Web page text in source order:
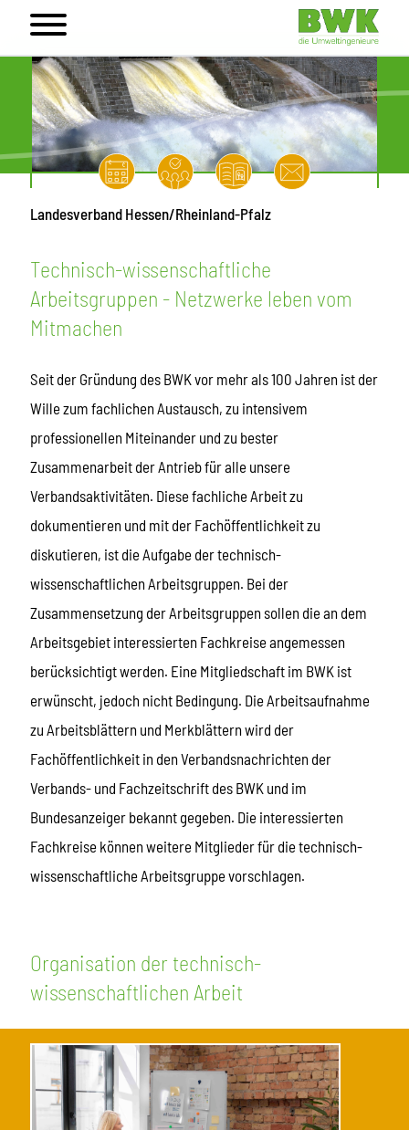
Landesverband Hessen/Rheinland-Pfalz
Technisch-wissenschaftliche
Arbeitsgruppen - Netzwerke leben vom
Mitmachen
Seit der Gründung des BWK vor mehr als 100 Jahren ist der
Wille zum fachlichen Austausch, zu intensivem
professionellen Miteinander und zu bester
Zusammenarbeit der Antrieb für alle unsere
Verbandsaktivitäten. Diese fachliche Arbeit zu
dokumentieren und mit der Fachöffentlichkeit zu
diskutieren, ist die Aufgabe der technisch-
wissenschaftlichen Arbeitsgruppen. Bei der
Zusammensetzung der Arbeitsgruppen sollen die an dem
Arbeitsgebiet interessierten Fachkreise angemessen
berücksichtigt werden. Eine Mitgliedschaft im BWK ist
erwünscht, jedoch nicht Bedingung. Die Arbeitsaufnahme
zu Arbeitsblättern und Merkblättern wird der
Fachöffentlichkeit in den Verbandsnachrichten der
Verbands- und Fachzeitschrift des BWK und im
Bundesanzeiger bekannt gegeben. Die interessierten
Fachkreise können weitere Mitglieder für die technisch-
wissenschaftliche Arbeitsgruppe vorschlagen.
Organisation der technisch-
wissenschaftlichen Arbeit